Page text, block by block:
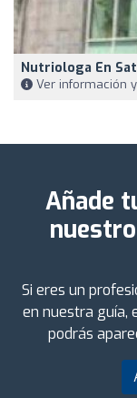
Nutriologa En
Ver información
Añade
Si eres un
en nuestra guía,
podrás